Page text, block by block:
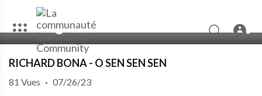
00:00 04:42
RICHARD BONA - O SEN SEN SEN
81 Vues · 07/26/23